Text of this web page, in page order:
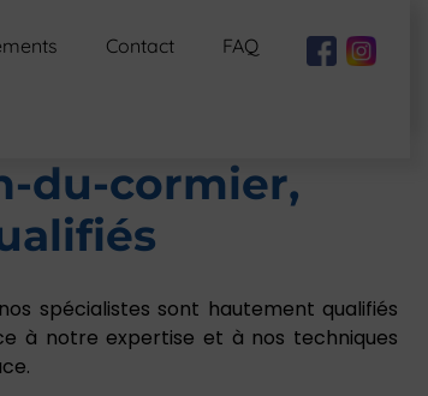
Contact FAQ
du-cormier,
spécialistes sont hautement qualifiés
à notre expertise et à nos techniques